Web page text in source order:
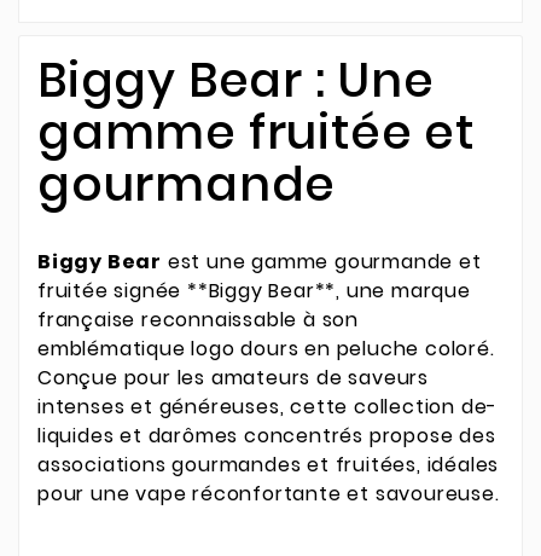
Biggy Bear : Une
gamme fruitée et
gourmande
Biggy Bear est une gamme gourmande et
fruitée signée **Biggy Bear**, une marque
française reconnaissable à son
emblématique logo dours en peluche coloré.
Conçue pour les amateurs de saveurs
intenses et généreuses, cette collection de-
liquides et darômes concentrés propose des
associations gourmandes et fruitées, idéales
pour une vape réconfortante et savoureuse.